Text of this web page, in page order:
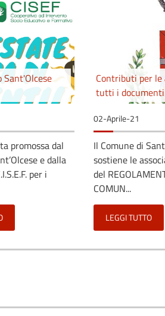
Sant'Olcese
promossa dal
e dalla
per i
Contributi per le
tutti i documenti
02-Aprile-21
Il Comune di
sostiene le
del
COMUN...
LEGGI TUTTO